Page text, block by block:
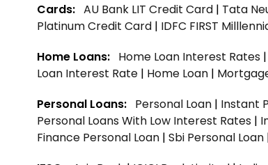
Cards: AU Bank LIT Credit Card | Tata
Platinum Credit Card | IDFC FIRST
Home Loans: Home Loan Interest Rates |
Loan Interest Rate | Home Loan |
Personal Loans: Personal Loan | Instant
Personal Loans With Low Interest Rates |
Finance Personal Loan | Sbi Personal Loan